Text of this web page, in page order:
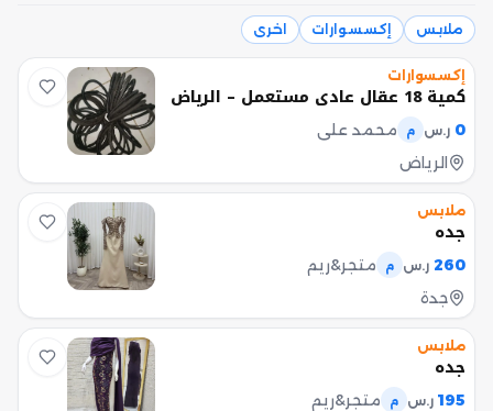
ملابس إكسسوارات اخرى
إكسسوارات
كمية 18 عقال عادي مستعمل – الرياض
0 ر.س م
محمد علي
الرياض
ملابس
جده
260 ر.س م
متجر&ريم
جدة
ملابس
جده
195 ر.س م
متجر&ريم